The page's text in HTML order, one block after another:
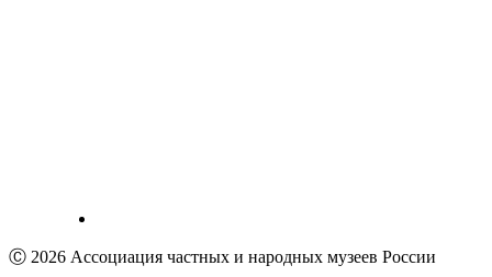
Ⓒ 2026 Ассоциация частных и народных музеев России